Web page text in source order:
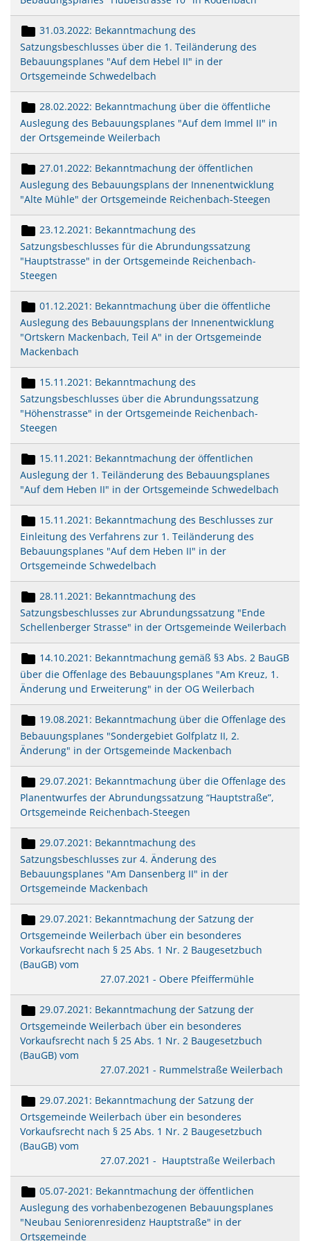
31.03.2022: Bekanntmachung des
Satzungsbeschlusses über die 1. Teiländerung des
Bebauungsplanes "Auf dem Hebel II" in der
Ortsgemeinde Schwedelbach
28.02.2022: Bekanntmachung über die öffentliche
Auslegung des Bebauungsplanes "Auf dem Immel II" in
der Ortsgemeinde Weilerbach
27.01.2022: Bekanntmachung der öffentlichen
Auslegung des Bebauungsplans der Innenentwicklung
"Alte Mühle" der Ortsgemeinde Reichenbach-Steegen
23.12.2021: Bekanntmachung des
Satzungsbeschlusses für die Abrundungssatzung
"Hauptstrasse" in der Ortsgemeinde Reichenbach-
Steegen
01.12.2021: Bekanntmachung über die öffentliche
Auslegung des Bebauungsplans der Innenentwicklung
"Ortskern Mackenbach, Teil A" in der Ortsgemeinde
Mackenbach
15.11.2021: Bekanntmachung des
Satzungsbeschlusses über die Abrundungssatzung
"Höhenstrasse" in der Ortsgemeinde Reichenbach-
Steegen
15.11.2021: Bekanntmachung der öffentlichen
Auslegung der 1. Teiländerung des Bebauungsplanes
"Auf dem Heben II" in der Ortsgemeinde Schwedelbach
15.11.2021: Bekanntmachung des Beschlusses zur
Einleitung des Verfahrens zur 1. Teiländerung des
Bebauungsplanes "Auf dem Heben II" in der
Ortsgemeinde Schwedelbach
28.11.2021: Bekanntmachung des
Satzungsbeschlusses zur Abrundungssatzung "Ende
Schellenberger Strasse" in der Ortsgemeinde Weilerbach
14.10.2021: Bekanntmachung gemäß §3 Abs. 2 BauGB
über die Offenlage des Bebauungsplanes "Am Kreuz, 1.
Änderung und Erweiterung" in der OG Weilerbach
19.08.2021: Bekanntmachung über die Offenlage des
Bebauungsplanes "Sondergebiet Golfplatz II, 2.
Änderung" in der Ortsgemeinde Mackenbach
29.07.2021: Bekanntmachung über die Offenlage des
Planentwurfes der Abrundungssatzung “Hauptstraße”,
Ortsgemeinde Reichenbach-Steegen
29.07.2021: Bekanntmachung des
Satzungsbeschlusses zur 4. Änderung des
Bebauungsplanes "Am Dansenberg II" in der
Ortsgemeinde Mackenbach
29.07.2021: Bekanntmachung der Satzung der
Ortsgemeinde Weilerbach über ein besonderes
Vorkaufsrecht nach § 25 Abs. 1 Nr. 2 Baugesetzbuch
(BauGB) vom
27.07.2021 - Obere Pfeiffermühle
29.07.2021: Bekanntmachung der Satzung der
Ortsgemeinde Weilerbach über ein besonderes
Vorkaufsrecht nach § 25 Abs. 1 Nr. 2 Baugesetzbuch
(BauGB) vom
27.07.2021 - Rummelstraße Weilerbach
29.07.2021: Bekanntmachung der Satzung der
Ortsgemeinde Weilerbach über ein besonderes
Vorkaufsrecht nach § 25 Abs. 1 Nr. 2 Baugesetzbuch
(BauGB) vom
27.07.2021 - Hauptstraße Weilerbach
05.07-2021: Bekanntmachung der öffentlichen
Auslegung des vorhabenbezogenen Bebauungsplanes
"Neubau Seniorenresidenz Hauptstraße" in der
Ortsgemeinde